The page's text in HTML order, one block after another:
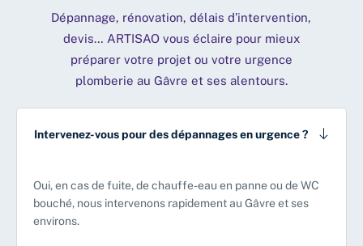
Dépannage, rénovation, délais d’intervention,
devis… ARTISAO vous éclaire pour mieux
préparer votre projet ou votre urgence
plomberie au Gâvre et ses alentours.
Intervenez-vous pour des dépannages en urgence ?
Oui, en cas de fuite, de chauffe-eau en panne ou de WC
bouché, nous intervenons rapidement au Gâvre et ses
environs.